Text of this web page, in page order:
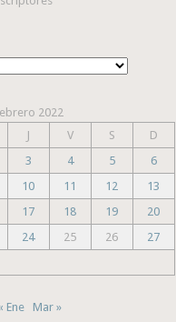
2022
J V S
D
3 4 5
6
10 11 12
13
17 18 19
20
24 25 26
27
Ene Mar »